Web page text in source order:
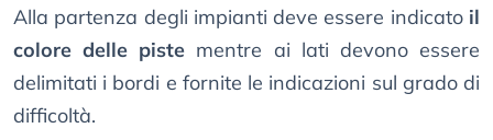
Alla partenza degli impianti deve essere indicato il
colore delle piste mentre ai lati devono essere
delimitati i bordi e fornite le indicazioni sul grado di
difficoltà.